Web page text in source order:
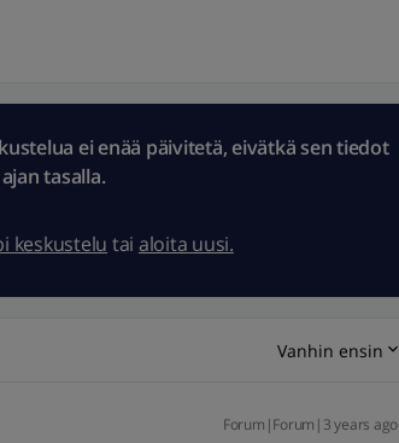
ei enää päivitetä, eivätkä sen tiedot
tasalla.
keskustelu tai aloita uusi.
Vanhin ensin
Forum|Forum|3 years ago